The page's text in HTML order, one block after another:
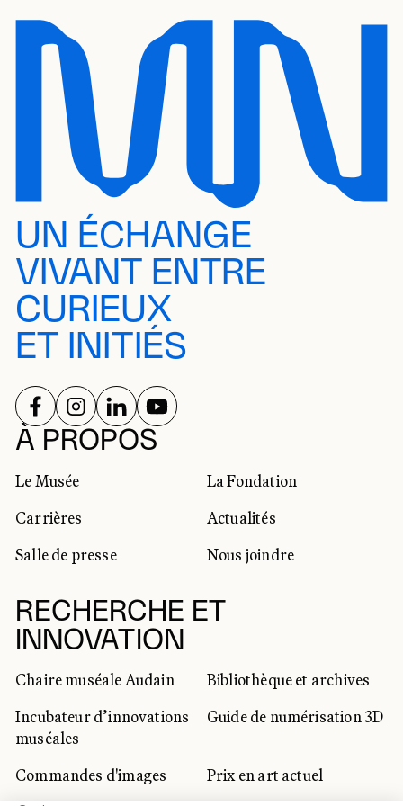
UN ÉCHANGE
VIVANT ENTRE
CURIEUX
ET INITIÉS
À PROPOS
Le Musée
La Fondation
Carrières
Actualités
Salle de presse
Nous joindre
RECHERCHE ET
INNOVATION
Chaire muséale Audain
Bibliothèque et archives
Incubateur d’innovations
muséales
Guide de numérisation 3D
Commandes d'images
Prix en art actuel
RÉSEAUX SOCIAUX
SUIVEZ-NOUS SUR
SUIVEZ-NOUS SUR
SUIVEZ-NOUS SUR
SUIVEZ-NOUS SUR